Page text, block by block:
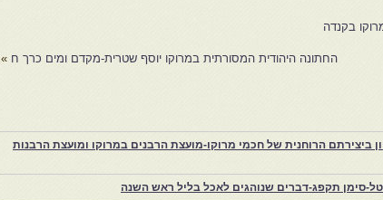
החתונה היהודית המסורתית במרוקו יוסף שטרית-מקדם ומים כרך ח »
ביצירתם הרוחנית של חכמי מרוקו-מועצת הרבנים במרוקו ומועצת הרבנות
סימן תקפג-דברים שנוהגים לאכל בליל ראש השנה